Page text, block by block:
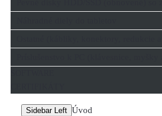
Sidebar Left Úvod